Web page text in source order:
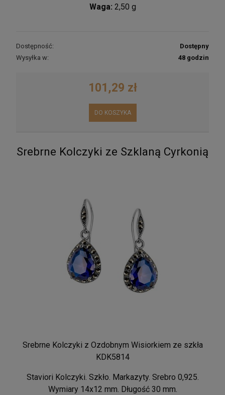
Waga: 2,50 g
Dostępność:
Dostępny
Wysyłka w:
48 godzin
101,29 zł
DO KOSZYKA
Srebrne Kolczyki ze Szklaną Cyrkonią
Srebrne Kolczyki z Ozdobnym Wisiorkiem ze szkła
KDK5814
Staviori Kolczyki. Szkło. Markazyty. Srebro 0,925.
Wymiary 14x12 mm. Długość 30 mm.